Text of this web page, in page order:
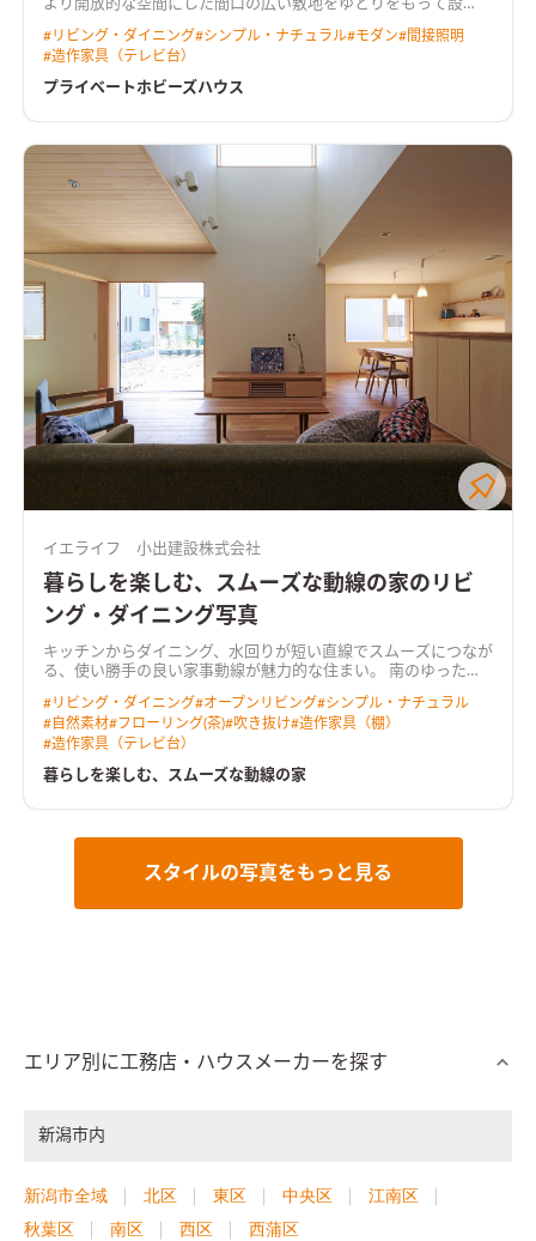
より開放的な空間にした 間口の広い敷地をゆとりをもって設
線とした。 LDKからは中庭が望め、植栽が四季の移ろいを感じ
させてくれる。 2階にご夫婦で使えるホビールームを設置し、コ
ロナ禍でのお家時間の充実や、リモートワークなど多岐に渡り
用途がある。 トーンを落とした飽きのこないインテリアと造作
を演出しました。 カーテンボックスを造作し、カーテンレール
を隠すことによって、生活感を感じさせない工夫も施していま
プライベートなホビールームオンラインゲームやリモートワ
ークに集中できるよう、あえて個室化したプライベートなホビ
ールーム。 たくさんもっている漫画本を収納できる大容量の本
棚を造作しました
#リビング・ダイニング#シンプル・ナチュラル#モダン#間接照明
#造作家具（テレビ台）
プライベートホビーズハウス
イエライフ 小出建設株式会社
暮らしを楽しむ、スムーズな動線の家のリビ
ング・ダイニング写真
キッチンからダイニング、水回りが短い直線でスムーズにつなが
る、使い勝手の良い家事動線が魅力的な住まい。 南のゆったり
地よい空間。 奥行きのあるウッドデッキを介して庭へと暮らし
が広がります。 リビングに隣り合う和室はＬＤＫと一体で使え
る開放的なスペース。 無垢の床や羽目板の天井、空間にぴった
りと納めた木製の造作家具など、あたたかな木の質感が室内に寛
いだ雰囲気をつくっています。 ＨEAT20 Ｇ2以上の断熱性能を
#リビング・ダイニング#オープンリビング#シンプル・ナチュラル
#自然素材#フローリング(茶)#吹き抜け#造作家具（棚）
#造作家具（テレビ台）
暮らしを楽しむ、スムーズな動線の家
スタイルの写真をもっと見る
エリア別に工務店・ハウスメーカーを探す
新潟市内
新潟市全域 北区 東区 中央区
江南区
秋葉区
南区 西区 西蒲区